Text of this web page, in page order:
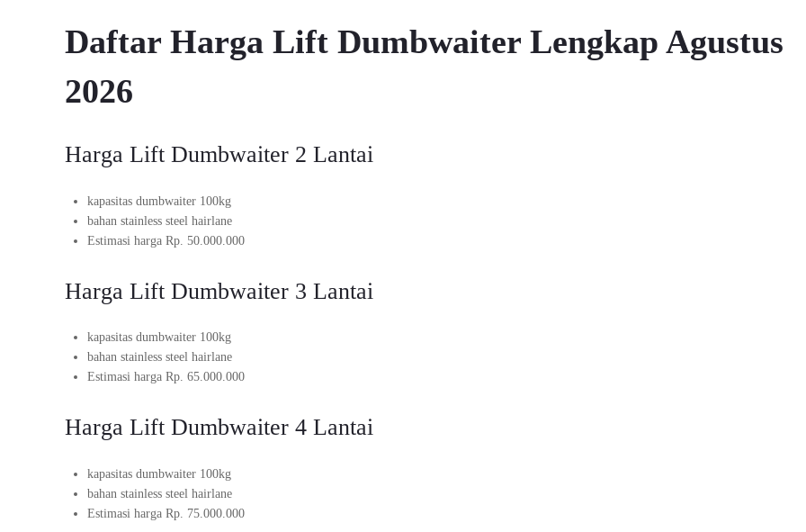
Daftar Harga Lift Dumbwaiter Lengkap Agustus
2026
Harga Lift Dumbwaiter 2 Lantai
kapasitas dumbwaiter 100kg
bahan stainless steel hairlane
Estimasi harga Rp. 50.000.000
Harga Lift Dumbwaiter 3 Lantai
kapasitas dumbwaiter 100kg
bahan stainless steel hairlane
Estimasi harga Rp. 65.000.000
Harga Lift Dumbwaiter 4 Lantai
kapasitas dumbwaiter 100kg
bahan stainless steel hairlane
Estimasi harga Rp. 75.000.000